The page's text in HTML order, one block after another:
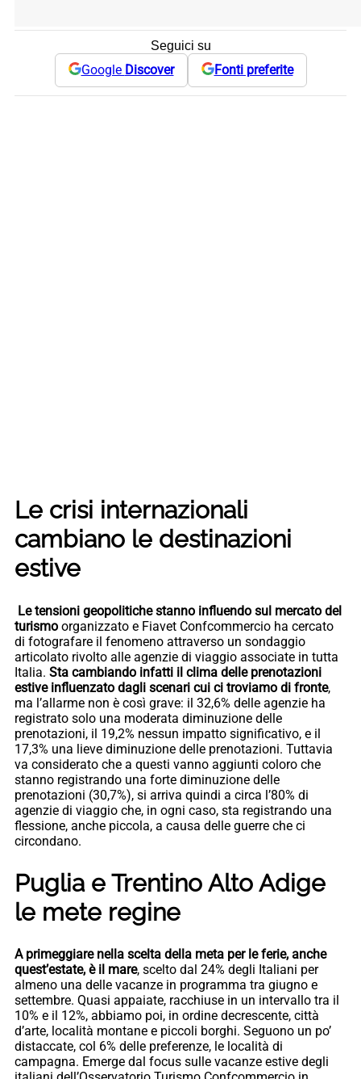
Seguici su
Google Discover Fonti preferite
Le crisi internazionali
cambiano le destinazioni
estive
Le tensioni geopolitiche stanno influendo sul mercato del
turismo organizzato e Fiavet Confcommercio ha cercato
di fotografare il fenomeno attraverso un sondaggio
articolato rivolto alle agenzie di viaggio associate in tutta
Italia. Sta cambiando infatti il clima delle prenotazioni
estive influenzato dagli scenari cui ci troviamo di fronte,
ma l’allarme non è così grave: il 32,6% delle agenzie ha
registrato solo una moderata diminuzione delle
prenotazioni, il 19,2% nessun impatto significativo, e il
17,3% una lieve diminuzione delle prenotazioni. Tuttavia
va considerato che a questi vanno aggiunti coloro che
stanno registrando una forte diminuzione delle
prenotazioni (30,7%), si arriva quindi a circa l’80% di
agenzie di viaggio che, in ogni caso, sta registrando una
flessione, anche piccola, a causa delle guerre che ci
circondano.
Puglia e Trentino Alto Adige
le mete regine
A primeggiare nella scelta della meta per le ferie, anche
quest’estate, è il mare, scelto dal 24% degli Italiani per
almeno una delle vacanze in programma tra giugno e
settembre. Quasi appaiate, racchiuse in un intervallo tra il
10% e il 12%, abbiamo poi, in ordine decrescente, città
d’arte, località montane e piccoli borghi. Seguono un po’
distaccate, col 6% delle preferenze, le località di
campagna. Emerge dal focus sulle vacanze estive degli